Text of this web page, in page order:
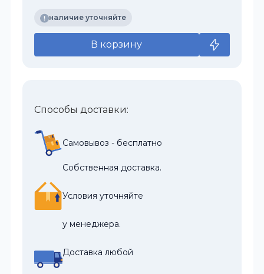
наличие уточняйте
В корзину
Способы доставки:
Самовывоз - бесплатно
Собственная доставка.
Условия уточняйте
у менеджера.
Доставка любой